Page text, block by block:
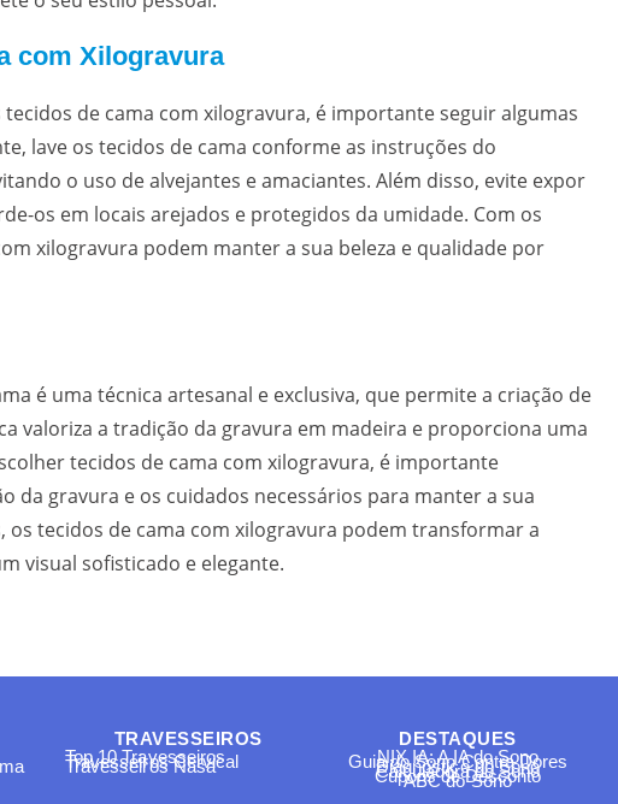
com Xilogravura
de cama com xilogravura, é importante seguir algumas
lave os tecidos de cama conforme as instruções do
o uso de alvejantes e amaciantes. Além disso, evite expor
os em locais arejados e protegidos da umidade. Com os
xilogravura podem manter a sua beleza e qualidade por
é uma técnica artesanal e exclusiva, que permite a criação de
valoriza a tradição da gravura em madeira e proporciona uma
tecidos de cama com xilogravura, é importante
da gravura e os cuidados necessários para manter a sua
os tecidos de cama com xilogravura podem transformar a
visual sofisticado e elegante.
TRAVESSEIROS
Top 10 Travesseiros
Travesseiros Cervical
Travesseiros Nasa
DESTAQUES
NIX IA: A IA do Sono
Guia do Sono Contra Dores
Diagnóstico do Sono
Calculadora do Sono
Cupons de Desconto
ABC do Sono